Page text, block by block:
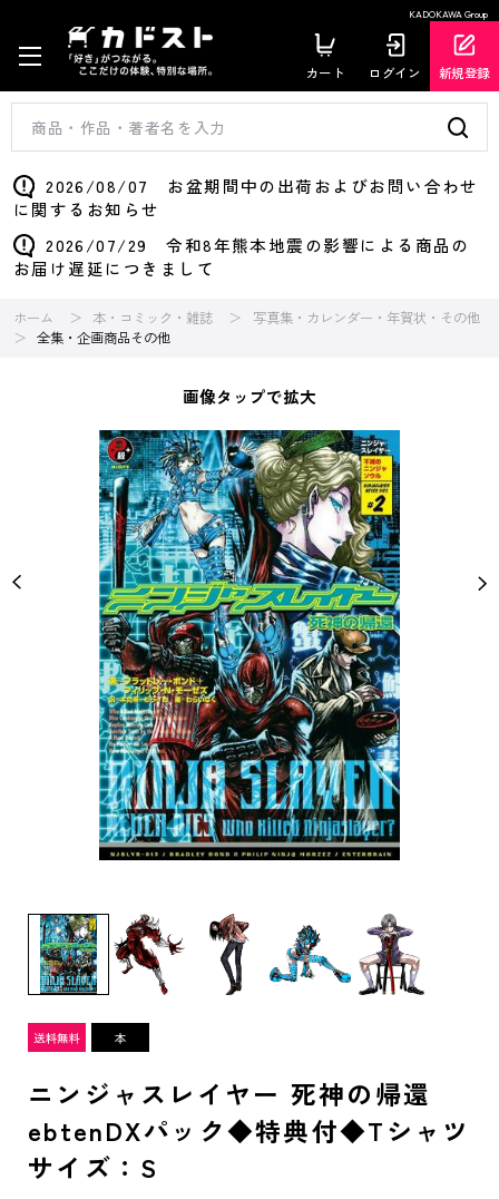
KADOKAWA Group
カート ログイン 新規登録
2026/08/07 お盆期間中の出荷およびお問い合わせ
に関するお知らせ
2026/07/29 令和8年熊本地震の影響による商品の
お届け遅延につきまして
ホーム 本・コミック・雑誌
写真集・カレンダー・年賀状・その他
全集・企画商品その他
画像タップで拡大
ニンジャスレイヤー 死神の帰還
ebtenDXパック◆特典付◆Tシャツ
サイズ：S